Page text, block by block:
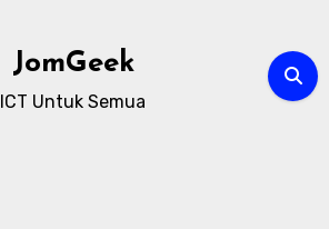
JomGeek
ICT Untuk Semua